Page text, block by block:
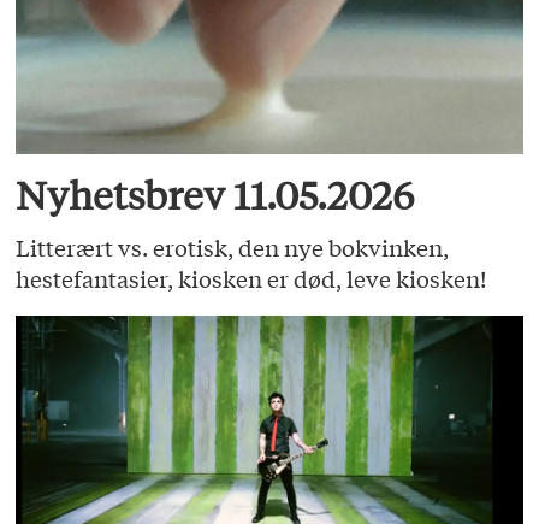
Nyhetsbrev 11.05.2026
Litterært vs. erotisk, den nye bokvinken,
hestefantasier, kiosken er død, leve kiosken!